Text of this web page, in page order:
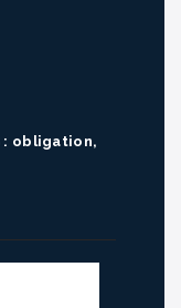
: obligation,